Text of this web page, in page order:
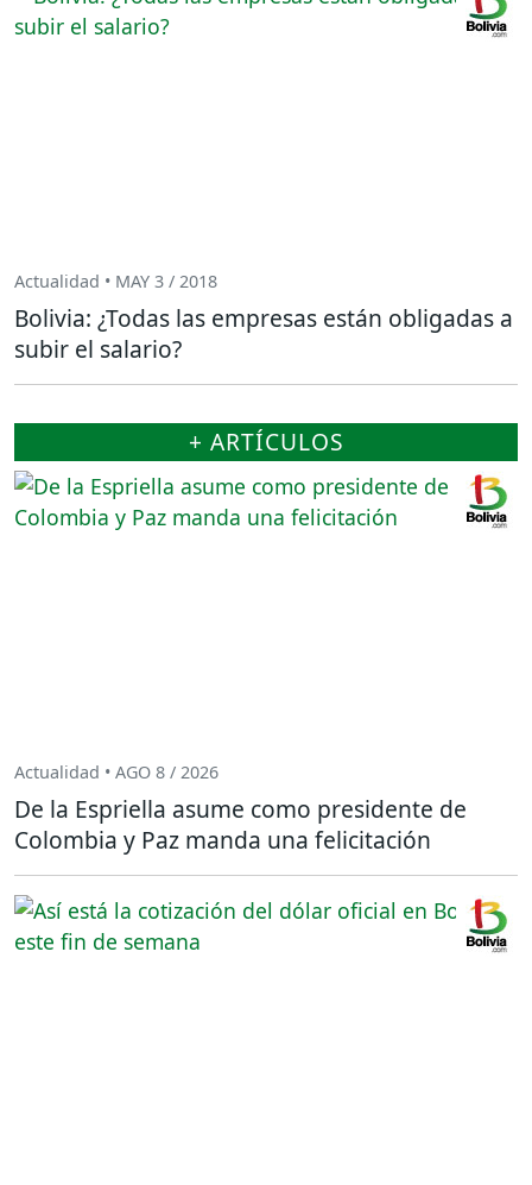
Actualidad • MAY 3 / 2018
Bolivia: ¿Todas las empresas están obligadas a
subir el salario?
+ ARTÍCULOS
Actualidad • AGO 8 / 2026
De la Espriella asume como presidente de
Colombia y Paz manda una felicitación